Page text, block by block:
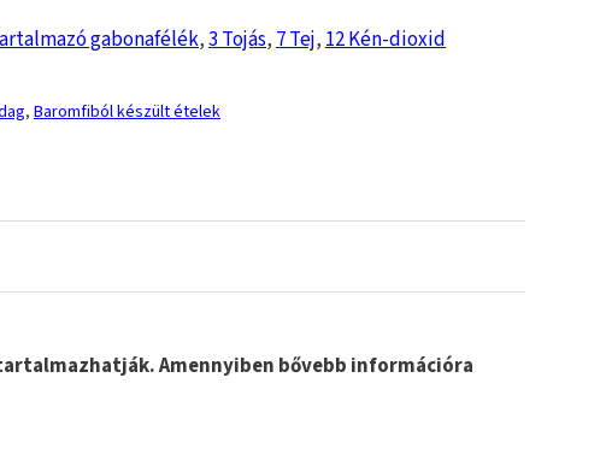
gabonafélék,3 Tojás,7 Tej,12 Kén-dioxid
, Baromfiból készült ételek
Amennyiben bővebb információra